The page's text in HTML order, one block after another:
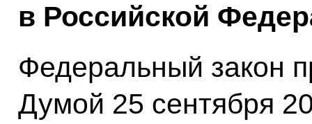
в Российской
Федеральный закон
Думой 25 сентября